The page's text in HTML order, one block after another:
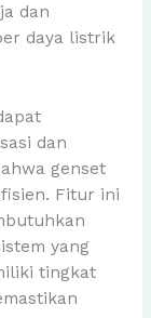
dan
daya listrik
dan
genset
Fitur ini
yang
tingkat